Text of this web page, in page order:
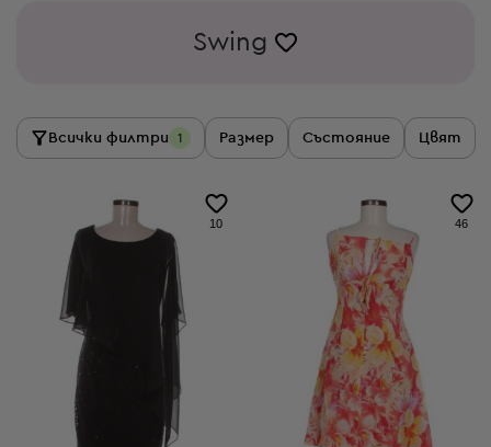
Swing
Всички филтри 1 Размер Състояние Цвят
10 46